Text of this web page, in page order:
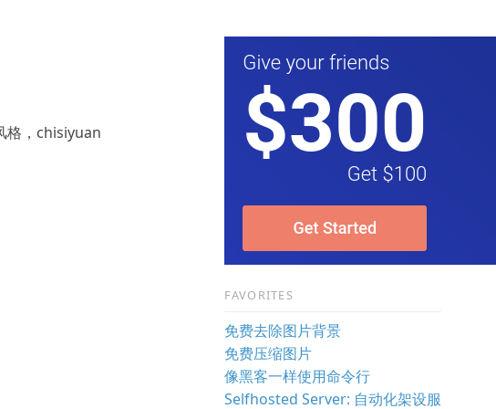
格，chisiyuan
FAVORITES
免费去除图片背景
免费压缩图片
像黑客一样使用命令行
Selfhosted Server: 自动化架设服